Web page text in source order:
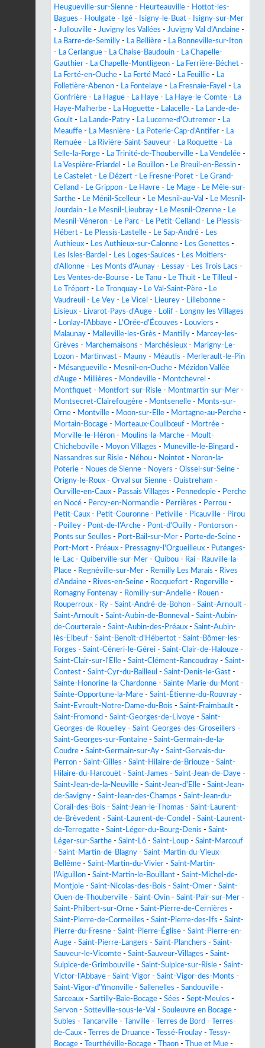
Heugueville-sur-Sienne - Heurteauville - Hottot-les-
Bagues - Houlgate - Igé - Isigny-le-Buat -
Isigny-sur-Mer
- Jullouville - Juvigny les Vallées - Juvigny Val d'Andaine -
La Barre-de-Semilly - La Bellière - La Bonneville-sur-Iton
- La Cerlangue - La Chaise-Baudouin - La Chapelle-
Gauthier - La Chapelle-Montligeon - La Ferrière-Béchet -
La Ferté-en-Ouche - La Ferté Macé - La Feuillie - La
Folletière-Abenon - La Fontelaye - La Fresnaie-Fayel - La
Gonfrière - La Hague - La Haye - La Haye-le-Comte - La
Haye-Malherbe - La Hoguette - Lalacelle - La Lande-de-
Goult - La Lande-Patry - La Lucerne-d'Outremer - La
Meauffe - La Mesnière - La Poterie-Cap-d'Antifer - La
Remuée - La Rivière-Saint-Sauveur - La Roquette - La
Selle-la-Forge - La Trinité-de-Thouberville - La Vendelée -
La Vespière-Friardel - Le Bouillon - Le Breuil-en-Bessin -
Le Castelet - Le Dézert - Le Fresne-Poret - Le Grand-
Celland - Le Grippon - Le Havre - Le Mage - Le Mêle-sur-
Sarthe - Le Ménil-Scelleur - Le Mesnil-au-Val - Le Mesnil-
Jourdain - Le Mesnil-Lieubray - Le Mesnil-Ozenne - Le
Mesnil-Véneron - Le Parc - Le Petit-Celland - Le Plessis-
Hébert - Le Plessis-Lastelle - Le Sap-André - Les
Authieux - Les Authieux-sur-Calonne - Les Genettes -
Les Isles-Bardel - Les Loges-Saulces - Les Moitiers-
d'Allonne - Les Monts d'Aunay - Lessay - Les Trois Lacs -
Les Ventes-de-Bourse - Le Tanu - Le Thuit - Le Tilleul -
Le Tréport - Le Tronquay - Le Val-Saint-Père - Le
Vaudreuil - Le Vey - Le Vicel - Lieurey - Lillebonne -
Lisieux - Livarot-Pays-d'Auge - Lolif - Longny les Villages
- Lonlay-l'Abbaye - L'Orée-d'Écouves - Louviers -
Malaunay - Malleville-les-Grès - Mantilly - Marcey-les-
Grèves - Marchemaisons - Marchésieux - Marigny-Le-
Lozon - Martinvast - Mauny - Méautis - Merlerault-le-Pin
- Mésangueville - Mesnil-en-Ouche - Mézidon Vallée
d'Auge - Millières - Mondeville - Montchevrel -
Montfiquet - Montfort-sur-Risle - Montmartin-sur-Mer -
Montsecret-Clairefougère - Montsenelle - Monts-sur-
Orne - Montville - Moon-sur-Elle - Mortagne-au-Perche -
Mortain-Bocage - Morteaux-Coulibœuf - Mortrée -
Morville-le-Héron - Moulins-la-Marche - Moult-
Chicheboville - Moyon Villages - Muneville-le-Bingard -
Nassandres sur Risle - Néhou - Nointot - Noron-la-
Poterie - Noues de Sienne - Noyers - Oissel-sur-Seine -
Origny-le-Roux - Orval sur Sienne - Ouistreham -
Ourville-en-Caux - Passais Villages - Pennedepie - Perche
en Nocé - Percy-en-Normandie - Perrières - Perrou -
Petit-Caux - Petit-Couronne - Petiville - Picauville - Pirou
- Poilley - Pont-de-l'Arche - Pont-d'Ouilly - Pontorson -
Ponts sur Seulles - Port-Bail-sur-Mer - Porte-de-Seine -
Port-Mort - Préaux - Pressagny-l'Orgueilleux - Putanges-
le-Lac - Quiberville-sur-Mer - Quibou - Rai - Rauville-la-
Place - Regnéville-sur-Mer - Remilly Les Marais - Rives
d'Andaine - Rives-en-Seine - Rocquefort - Rogerville -
Romagny Fontenay - Romilly-sur-Andelle - Rouen -
Rouperroux - Ry - Saint-André-de-Bohon - Saint-Arnoult -
Saint-Arnoult - Saint-Aubin-de-Bonneval - Saint-Aubin-
de-Courteraie - Saint-Aubin-des-Préaux - Saint-Aubin-
lès-Elbeuf - Saint-Benoît-d'Hébertot - Saint-Bômer-les-
Forges - Saint-Céneri-le-Gérei - Saint-Clair-de-Halouze -
Saint-Clair-sur-l'Elle - Saint-Clément-Rancoudray - Saint-
Contest - Saint-Cyr-du-Bailleul - Saint-Denis-le-Gast -
Sainte-Honorine-la-Chardonne - Sainte-Marie-du-Mont -
Sainte-Opportune-la-Mare - Saint-Étienne-du-Rouvray -
Saint-Evroult-Notre-Dame-du-Bois - Saint-Fraimbault -
Saint-Fromond - Saint-Georges-de-Livoye - Saint-
Georges-de-Rouelley - Saint-Georges-des-Groseillers -
Saint-Georges-sur-Fontaine - Saint-Germain-de-la-
Coudre - Saint-Germain-sur-Ay - Saint-Gervais-du-
Perron - Saint-Gilles - Saint-Hilaire-de-Briouze - Saint-
Hilaire-du-Harcouët - Saint-James - Saint-Jean-de-Daye -
Saint-Jean-de-la-Neuville - Saint-Jean-d'Elle - Saint-Jean-
de-Savigny - Saint-Jean-des-Champs - Saint-Jean-du-
Corail-des-Bois - Saint-Jean-le-Thomas - Saint-Laurent-
de-Brèvedent - Saint-Laurent-de-Condel - Saint-Laurent-
de-Terregatte - Saint-Léger-du-Bourg-Denis - Saint-
Léger-sur-Sarthe - Saint-Lô - Saint-Loup - Saint-Marcouf
- Saint-Martin-de-Blagny - Saint-Martin-du-Vieux-
Bellême - Saint-Martin-du-Vivier - Saint-Martin-
l'Aiguillon - Saint-Martin-le-Bouillant - Saint-Michel-de-
Montjoie - Saint-Nicolas-des-Bois - Saint-Omer - Saint-
Ouen-de-Thouberville - Saint-Ovin - Saint-Pair-sur-Mer -
Saint-Philbert-sur-Orne - Saint-Pierre-de-Cernières -
Saint-Pierre-de-Cormeilles - Saint-Pierre-des-Ifs - Saint-
Pierre-du-Fresne - Saint-Pierre-Église - Saint-Pierre-en-
Auge - Saint-Pierre-Langers - Saint-Planchers - Saint-
Sauveur-le-Vicomte - Saint-Sauveur-Villages - Saint-
Sulpice-de-Grimbouville - Saint-Sulpice-sur-Risle - Saint-
Victor-l'Abbaye - Saint-Vigor - Saint-Vigor-des-Monts -
Saint-Vigor-d'Ymonville - Sallenelles - Sandouville -
Sarceaux - Sartilly-Baie-Bocage - Sées - Sept-Meules -
Servon - Sotteville-sous-le-Val - Souleuvre en Bocage -
Subles - Tancarville - Tanville - Terres de Bord -
Terres-
de-Caux - Terres de Druance - Tessé-Froulay -
Tessy-
Bocage - Teurthéville-Bocage - Thaon - Thue et Mue -